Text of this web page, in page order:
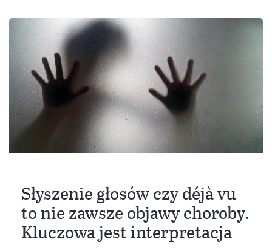
Słyszenie głosów czy déjà vu
to nie zawsze objawy choroby.
Kluczowa jest interpretacja